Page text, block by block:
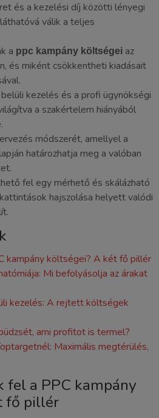
és a kezelési díj közötti lényegi
válik a teljes
a ppc kampány költségei az
és miként csökkentheti kiadásait
kezelés és a profi ügynökségi
a szakértelem hiányából
módszerét, amellyel a
határozhatja meg a valóban
fel egy mérhető és skálázható
hajszolása helyett valódi
kampány költségei? A két fő pillér
Mi befolyásolja az árakat
kezelés: A rejtett költségek
ami profitot is termel?
Maximális megtérülés,
fel a PPC kampány
fő pillér